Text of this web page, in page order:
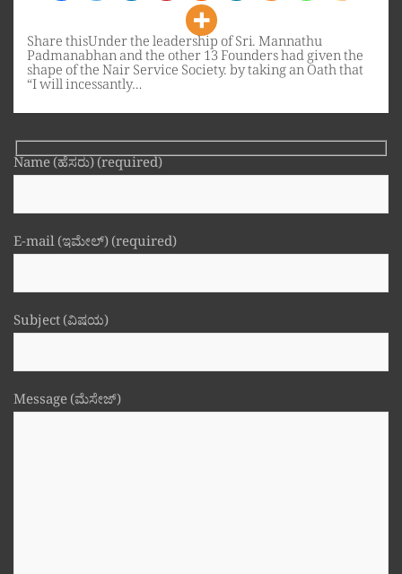
Share thisUnder the leadership of Sri. Mannathu
Padmanabhan and the other 13 Founders had given the
shape of the Nair Service Society. by taking an Oath that
“I will incessantly…
Name (ಹೆಸರು) (required)
E-mail (ಇಮೇಲ್) (required)
Subject (ವಿಷಯ)
Message (ಮೆಸೇಜ್)